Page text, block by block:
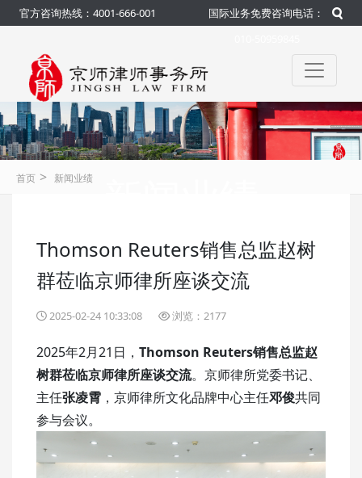
官方咨询热线：4001-666-001
国际业务免费咨询电话：
官方 咨询热线：4001-666-001
首页 > 新闻业绩
Thomson Reuters销售总监赵树
群莅临京师律所座谈交流
2025-02-24 10:33:08 浏览：2177
2025年2月21日， Thomson Reuters销售总监赵
树群莅临京师律所座谈交流。京师律所党委书记、
主任张凌霄 ，京师律所文化品牌中心主任邓俊共同
参与会议。